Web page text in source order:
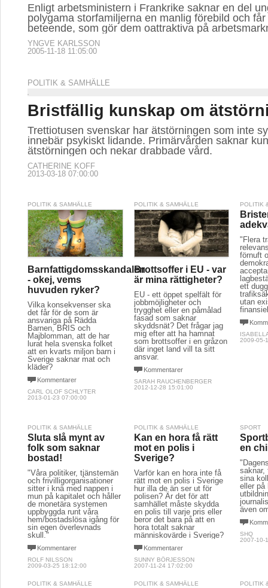
Enligt arbetsministern i Frankrike saknar en del
polygama storfamiljerna en manlig förebild och
beteende, som gör dem oattraktiva på
YNGVE KARLSSON
2005-11-18 11:05:00
POLITIK & SAMHÄLLE
Bristfällig kunskap om
Trettiotusen svenskar har ätstörningen som inte
innebär psykiskt lidande. Primärvården saknar
ätstörningen och nekar drabbade vård.
CATHERINE KOFF
2013-03-18 07:00:00
POLITIK & SAMHÄLLE
Barnfattigdomsskandalen
- okej, vems
huvuden ryker?
Vilka konsekvenser ska
det får för de som är
ansvariga på Rädda
Barnen, BRIS och
Majblomman, att de har
lurat hela svenska folket
att en kvarts miljon barn i
Sverige saknar mat och
kläder?
Kommentarer
CARL OLOF SCHLYTER
2013-01-23 07:00:00
POLITIK & SAMHÄLLE
Brottsoffer i EU - var
är mina rättigheter?
EU - ett öppet spelfält för
jobbmöjligheter och
trygghet eller en påmålad
fasad som saknar
skyddsnät? Det frågar jag
mig efter att ha hamnat
som brottsoffer i en gråzon
där inget land vill ta sitt
ansvar.
Kommentarer
SARAH RAUCHENBERGER
2012-12-28 15:01:00
POLITIK
"Flera
förnuft
ett
utan
2009-05-
POLITIK & SAMHÄLLE
Sluta slå mynt av
folk som saknar
bostad!
"Våra politiker, tjänstemän
och frivilligorganisationer
sitter i knä med nappen i
mun på kapitalet och håller
de monetära systemen
uppbyggda runt våra
hem/bostadslösa igång för
sin egen överlevnads
skull."
Kommentarer
ROLF NILSSON
2009-03-25 18:12:00
POLITIK & SAMHÄLLE
Kan en hora få rätt
mot en polis i
Sverige?
Varför kan en hora inte få
rätt mot en polis i Sverige
hur illa de än ser ut för
polisen? Är det för att
samhället måste skydda
en polis till varje pris eller
beror det bara på att en
hora totalt saknar
människovärde i Sverige?
Kommentarer
SUNNY BÖRJESSON
2007-11-24 17:02:00
SPORT
en
saknar,
sina
eller på
även
SHQ
2007-10-
POLITIK & SAMHÄLLE POLITIK & SAMHÄLLE POLITIK